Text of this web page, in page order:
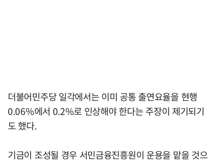
더불어민주당 일각에서는 이미 공통 출연요율을 현행
0.06%에서 0.2%로 인상해야 한다는 주장이 제기되기
도 했다.
기금이 조성될 경우 서민금융진흥원이 운용을 맡을 것으